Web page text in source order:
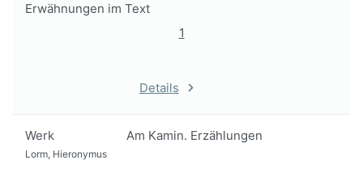
Erwähnungen im Text
1
Details
Werk Am Kamin. Erzählungen
Lorm, Hieronymus